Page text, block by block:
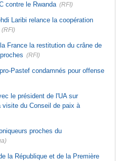
contre le Rwanda (RFI)
Laribi relance la coopération
(RFI)
France la restitution du crâne de
(RFI)
Pastef condamnés pour offense
le président de l'UA sur
visite du Conseil de paix à
proches du
la République et de la Première